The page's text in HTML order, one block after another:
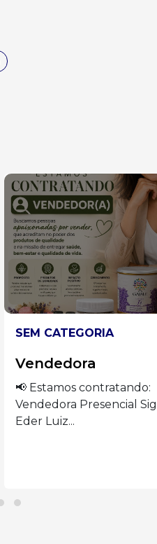
SEM CATEGORIA
Auxiliar de
🍽️ VAGAS ABERTAS –
AUXILIAR DE COZINHA
o...